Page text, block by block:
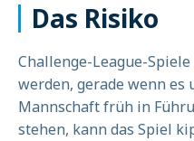
Das Risiko
Challenge-League-
werden, gerade wenn es
Mannschaft früh in
stehen, kann das Spiel